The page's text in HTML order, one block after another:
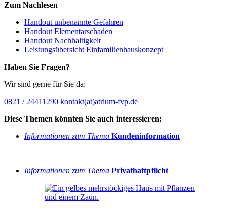
Zum Nachlesen
Handout unbenannte Gefahren
Handout Elementarschaden
Handout Nachhaltigkeit
Leistungsübersicht Einfamilienhauskonzept
Haben Sie Fragen?
Wir sind gerne für Sie da:
0821 / 24411290 kontakt(at)atrium-fvp.de
Diese Themen könnten Sie auch interessieren:
Informationen zum Thema Kundeninformation
Informationen zum Thema Privathaftpflicht